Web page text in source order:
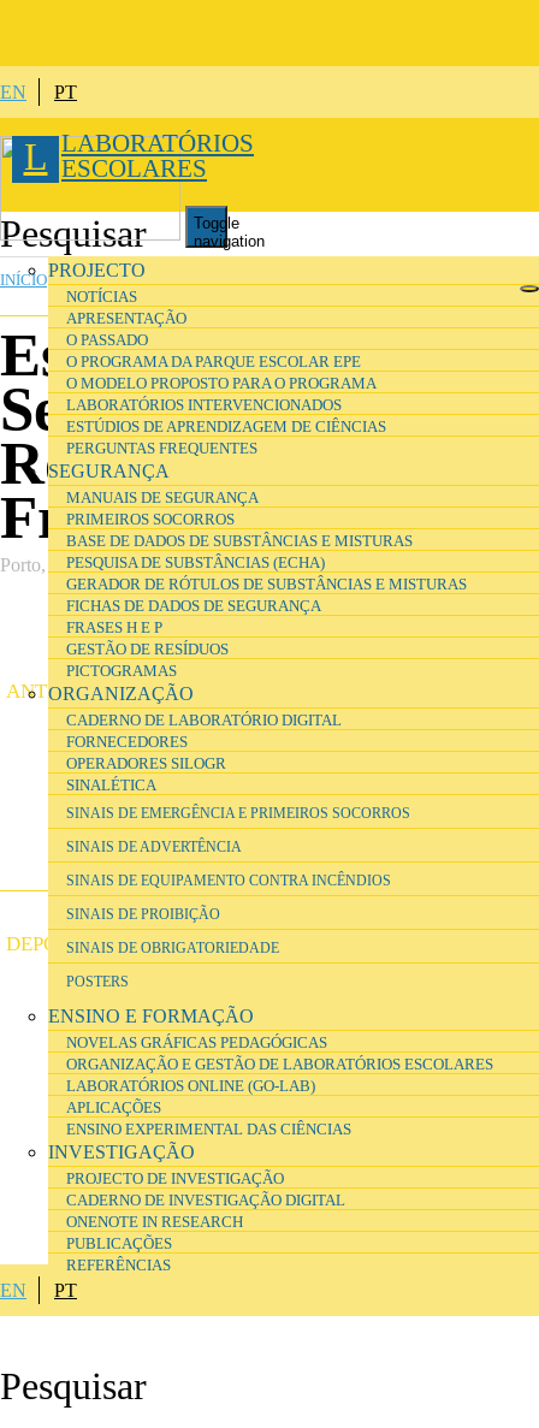
EN PT
L LABORATÓRIOS
ESCOLARES
Toggle
navigation
PROJECTO
NOTÍCIAS
APRESENTAÇÃO
O PASSADO
O PROGRAMA DA PARQUE ESCOLAR EPE
O MODELO PROPOSTO PARA O PROGRAMA
LABORATÓRIOS INTERVENCIONADOS
ESTÚDIOS DE APRENDIZAGEM DE CIÊNCIAS
PERGUNTAS FREQUENTES
SEGURANÇA
MANUAIS DE SEGURANÇA
PRIMEIROS SOCORROS
BASE DE DADOS DE SUBSTÂNCIAS E MISTURAS
PESQUISA DE SUBSTÂNCIAS (ECHA)
GERADOR DE RÓTULOS DE SUBSTÂNCIAS E MISTURAS
FICHAS DE DADOS DE SEGURANÇA
FRASES H E P
GESTÃO DE RESÍDUOS
PICTOGRAMAS
ORGANIZAÇÃO
CADERNO DE LABORATÓRIO DIGITAL
FORNECEDORES
OPERADORES SILOGR
SINALÉTICA
SINAIS DE EMERGÊNCIA E PRIMEIROS SOCORROS
SINAIS DE ADVERTÊNCIA
SINAIS DE EQUIPAMENTO CONTRA INCÊNDIOS
SINAIS DE PROIBIÇÃO
SINAIS DE OBRIGATORIEDADE
POSTERS
ENSINO E FORMAÇÃO
NOVELAS GRÁFICAS PEDAGÓGICAS
ORGANIZAÇÃO E GESTÃO DE LABORATÓRIOS ESCOLARES
LABORATÓRIOS ONLINE (GO-LAB)
APLICAÇÕES
ENSINO EXPERIMENTAL DAS CIÊNCIAS
INVESTIGAÇÃO
PROJECTO DE INVESTIGAÇÃO
CADERNO DE INVESTIGAÇÃO DIGITAL
ONENOTE IN RESEARCH
PUBLICAÇÕES
REFERÊNCIAS
EN PT
INÍCIO»PROJETO»LABORATÓRIOS INTERVENCIONADOS
Escola Básica e
Secundária
Rodrigues de
Freitas
Porto, Fase 0
ANTES
DEPOIS